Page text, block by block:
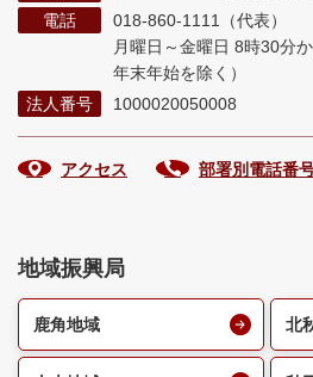
電話
018-860-1111（代表）
月曜日～金曜日 8時30分
年末年始を除く）
法人番号
1000020050008
アクセス 部署別電話番
地域振興局
鹿角地域 北